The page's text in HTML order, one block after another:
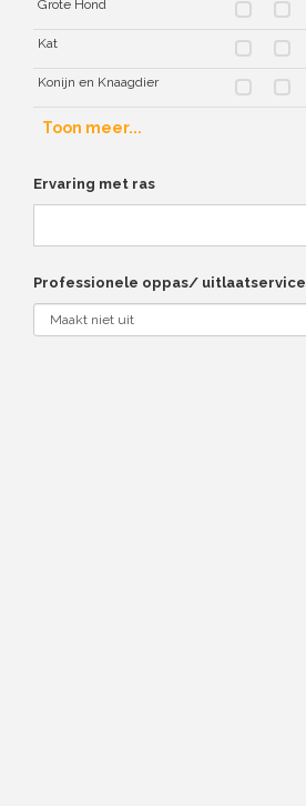
Grote Hond
Kat
Konijn en Knaagdier
Toon meer...
Ervaring met ras
Professionele oppas/ uitlaatservice